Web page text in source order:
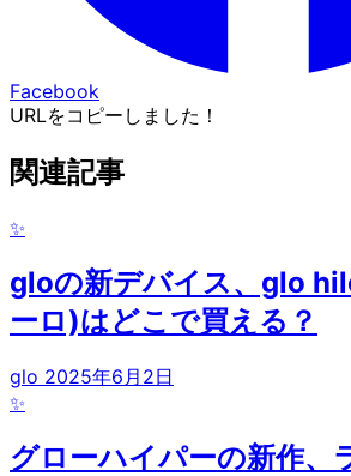
Facebook
URLをコピーしました！
関連記事
✨
gloの新デバイス、glo
ーロ)はどこで買える？
glo 2025年6月2日
✨
グローハイパーの新作、